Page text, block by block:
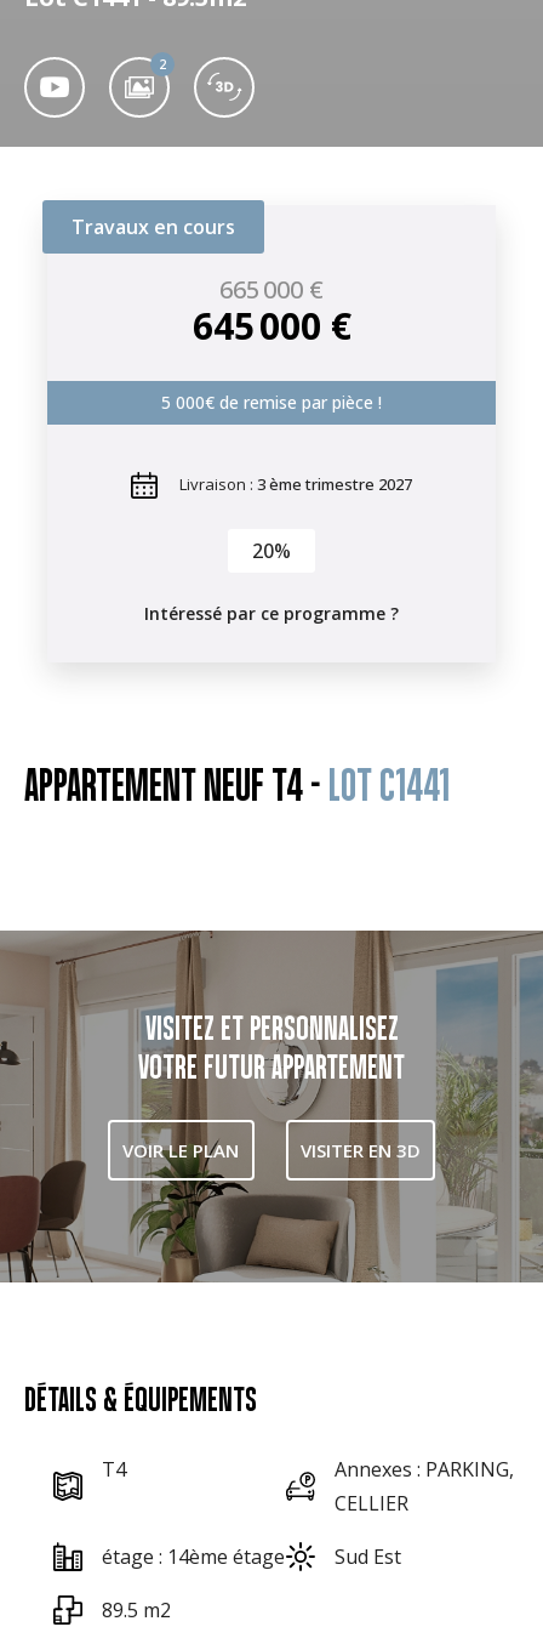
2
Travaux en cours
665 000 €
645 000 €
5 000€ de remise par pièce !
Livraison : 3 ème trimestre 2027
20%
Intéressé par ce programme ?
APPARTEMENT NEUF T4 - LOT C1441
VISITEZ ET PERSONNALISEZ
VOTRE FUTUR APPARTEMENT
VOIR LE PLAN VISITER EN 3D
DÉTAILS & ÉQUIPEMENTS
T4
Annexes : PARKING,
CELLIER
étage : 14ème étage
Sud Est
89.5 m2